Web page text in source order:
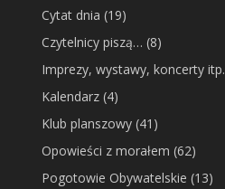
Cytat dnia (19)
Czytelnicy piszą… (8)
Imprezy, wystawy, koncerty itp.
Kalendarz (4)
Klub planszowy (41)
Opowieści z morałem (62)
Pogotowie Obywatelskie (13)